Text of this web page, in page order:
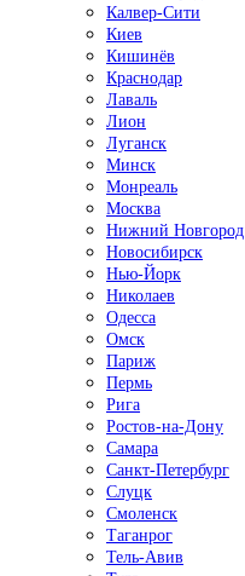
Калвер-Сити
Киев
Кишинёв
Краснодар
Лаваль
Лион
Луганск
Минск
Монреаль
Москва
Нижний Новгород
Новосибирск
Нью-Йорк
Николаев
Одесса
Омск
Париж
Пермь
Рига
Ростов-на-Дону
Самара
Санкт-Петербург
Слуцк
Смоленск
Таганрог
Тель-Авив